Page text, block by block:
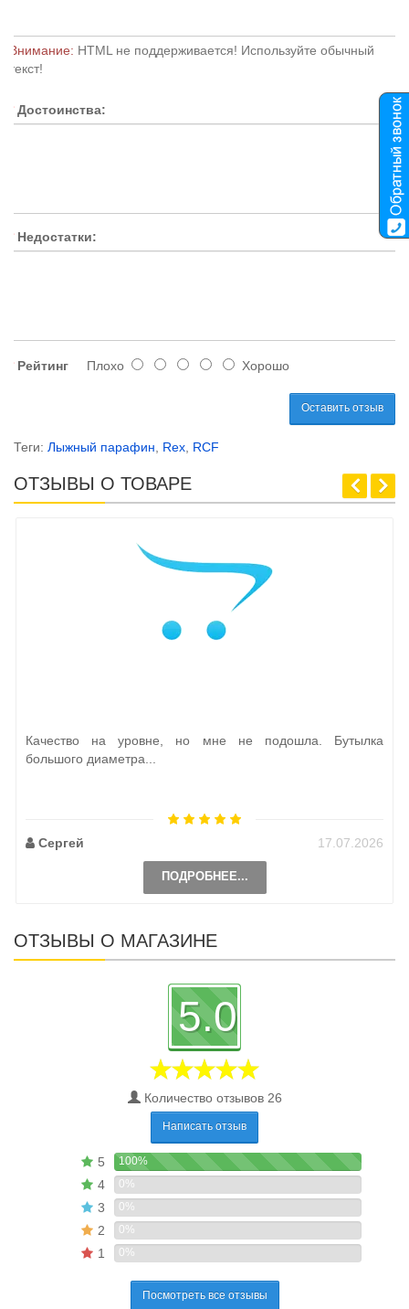
Внимание: HTML не поддерживается! Используйте обычный
текст!
Достоинства:
Недостатки:
Рейтинг Плохо Хорошо
Оставить отзыв
Теги: Лыжный парафин Rex RCF
ОТЗЫВЫ О ТОВАРЕ
Качество на уровне, но мне не подошла. Бутылка
большого диаметра...
Сергей 17.07.2026
ПОДРОБНЕЕ...
ОТЗЫВЫ О МАГАЗИНЕ
5.0
Количество отзывов 26
Написать отзыв
5 100%
4 0%
3 0%
2 0%
1 0%
Посмотреть все отзывы